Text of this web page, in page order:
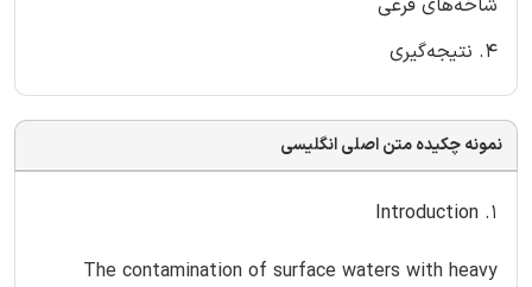
4. نتیجه‌گیری
نمونه چکیده متن اصلی انگلیسی
1. Introduction
The contamination of surface waters with heavy